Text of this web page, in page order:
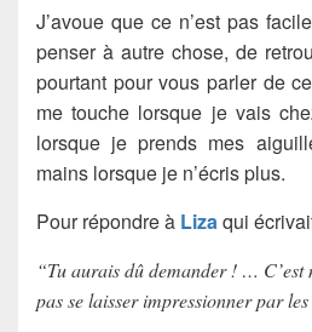
J’avoue que ce n’est pas
penser à autre chose, de
pourtant pour vous parler de
me touche lorsque je vais
lorsque je prends mes
mains lorsque je n’écris plus.
Pour répondre à Liza qui
“Tu aurais dû demander ! … C’est
pas se laisser impressionner par